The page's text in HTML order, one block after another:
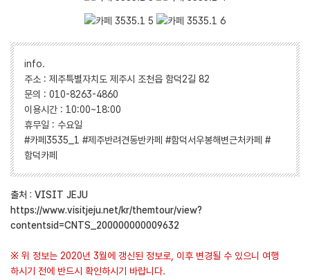
info.
주소 : 제주특별자치도 제주시 조천읍 함덕2길 82
문의 : 010-8263-4860
이용시간 : 10:00~18:00
휴무일 : 수요일
#카페3535_1 #제주반려견동반카페 #함덕서우봉해변근처카페 #
함덕카페
출처 : VISIT JEJU
https://www.visitjeju.net/kr/themtour/view?
contentsid=CNTS_200000000009632
※ 위 정보는 2020년 3월에 갱신된 정보로, 이후 변경될 수 있으니 여행
하시기 전에 반드시 확인하시기 바랍니다.